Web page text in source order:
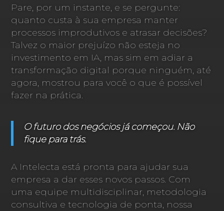
Pare, por um instante, e se pergunte:
quanto custa à sua empresa manter
processos improdutivos e atrasar decisões?
Talvez o maior prejuízo não esteja no
investimento em IA, mas sim em adiar a
transformação digital porque ninguém, até
agora, mostrou para você o que é possível
fazer na prática.
O futuro dos negócios já começou. Não
fique para trás.
A Intelecta está pronta para ajudar sua
empresa a dar esses novos passos. Com
uma equipe multidisciplinar, metodologia
consultiva e tecnologia de ponta, nossa